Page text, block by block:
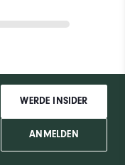
WERDE INSIDER
ANMELDEN